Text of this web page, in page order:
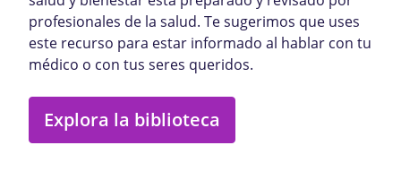
profesionales de la salud. Te sugerimos que uses
este recurso para estar informado al hablar con tu
médico o con tus seres queridos.
Explora la biblioteca